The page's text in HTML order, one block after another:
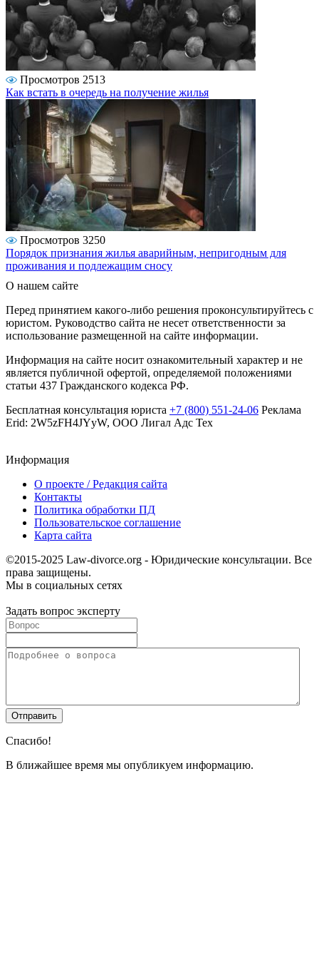
Просмотров 2513
Как встать в очередь на получение жилья
Просмотров 3250
Порядок признания жилья аварийным, непригодным для
проживания и подлежащим сносу
О нашем сайте
Перед принятием какого-либо решения проконсультируйтесь с
юристом. Руководство сайта не несет ответственности за
использование размещенной на сайте информации.
Информация на сайте носит ознакомительный характер и не
является публичной офертой, определяемой положениями
статьи 437 Гражданского кодекса РФ.
Бесплатная консультация юриста +7 (800) 551-24-06 Реклама
Erid: 2W5zFH4JYyW, ООО Лигал Адс Тех
Информация
О проекте / Редакция сайта
Контакты
Политика обработки ПД
Пользовательское соглашение
Карта сайта
©2015-2025 Law-divorce.org - Юридические консультации. Все
права защищены.
Мы в социальных сетях
Задать вопрос эксперту
Спасибо!
В ближайшее время мы опубликуем информацию.